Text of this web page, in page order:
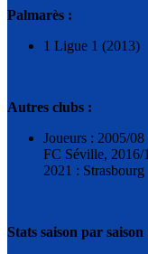
Palmarès :
1 Ligue 1 (2013)
Autres clubs :
Joueurs : 2005/
FC Séville, 2016/
2021 : Strasbourg
Stats saison par saison